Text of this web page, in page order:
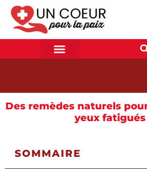
Des remèdes naturels
yeux fatigués
SOMMAIRE